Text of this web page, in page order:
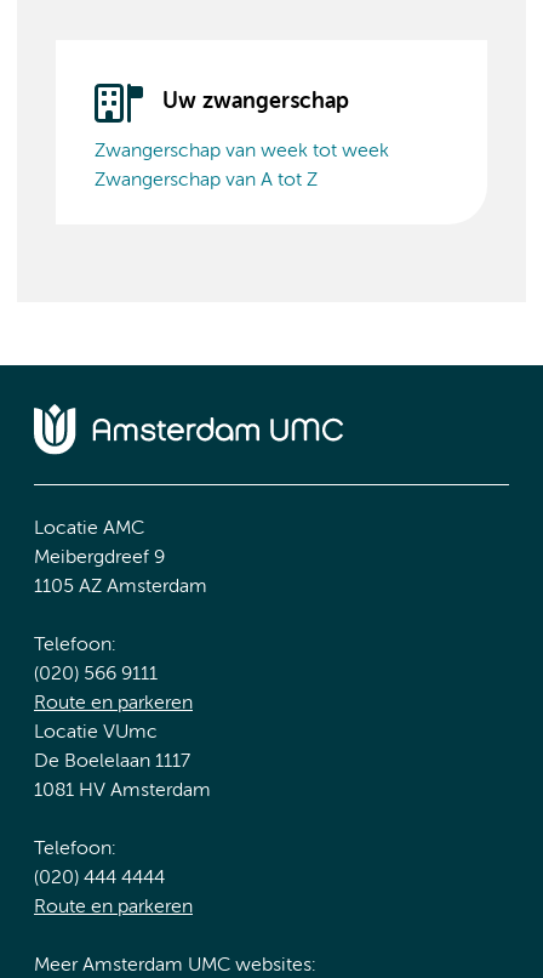
Uw zwangerschap
Zwangerschap van week tot week
Zwangerschap van A tot Z
Locatie AMC
Meibergdreef 9
1105 AZ Amsterdam
Telefoon:
(020) 566 9111
Route en parkeren
Locatie VUmc
De Boelelaan 1117
1081 HV Amsterdam
Telefoon:
(020) 444 4444
Route en parkeren
Meer Amsterdam UMC websites: